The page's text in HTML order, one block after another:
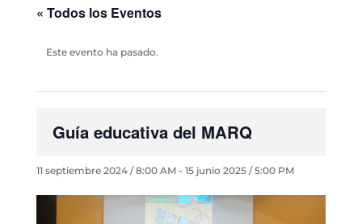
« Todos los Eventos
Este evento ha pasado.
Guía educativa del MARQ
11 septiembre 2024 / 8:00 AM- 15 junio 2025 / 5:00 PM